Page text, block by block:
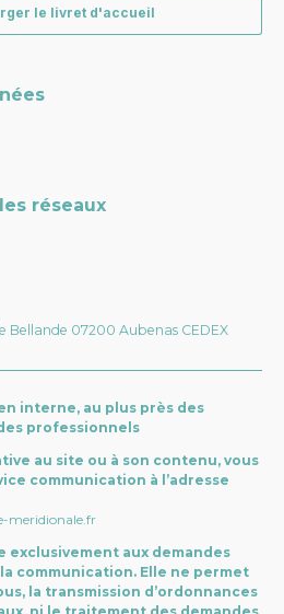
le livret d'accueil
réseaux
Bellande 07200 Aubenas CEDEX
interne, au plus près des
professionnels
au site ou à son contenu, vous
communication à l’adresse
meridionale.fr
exclusivement aux demandes
communication. Elle ne permet
la transmission d’ordonnances